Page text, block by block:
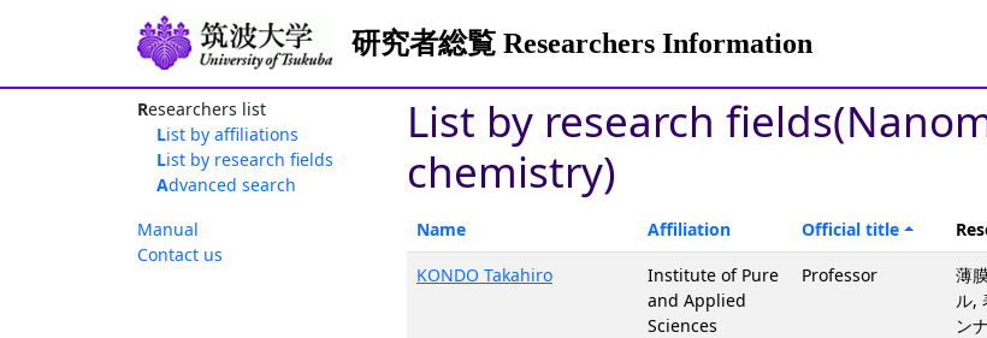
研究者総覧 Researchers Information
Researchers list
List by affiliations
List by research fields
Advanced search
Manual
Contact us
List by research
chemistry)
Name Affiliation Official title
KONDO Takahiro
Institute of Pure
and Applied
Sciences
Professor
薄
ル,
ン